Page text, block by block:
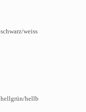
schwarz/weiss
hellgrün/hellblau